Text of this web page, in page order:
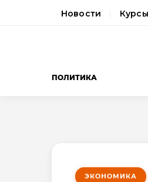
Новости
ПОЛИТИКА
ЭКОНОМИКА